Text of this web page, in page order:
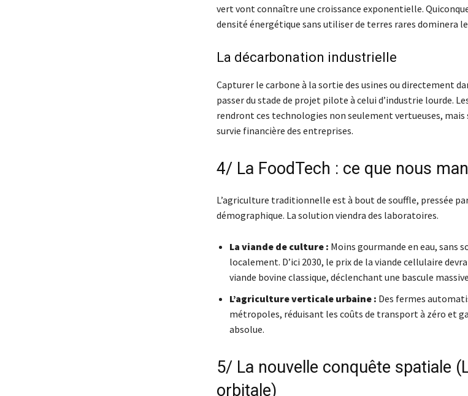
vert vont connaître une croissance exponentielle.
densité énergétique sans utiliser de terres rares dominera
La décarbonation industrielle
Capturer le carbone à la sortie des usines ou directement
passer du stade de projet pilote à celui d’industrie lourde.
rendront ces technologies non seulement vertueuses,
survie financière des entreprises.
4/ La FoodTech : ce que nous
L’agriculture traditionnelle est à bout de souffle, pressée
démographique. La solution viendra des laboratoires.
La viande de culture : Moins gourmande en eau, sans
localement. D’ici 2030, le prix de la viande cellulaire
viande bovine classique, déclenchant une bascule
L’agriculture verticale urbaine : Des fermes
métropoles, réduisant les coûts de transport à zéro et
absolue.
5/ La nouvelle conquête spatiale
orbitale)